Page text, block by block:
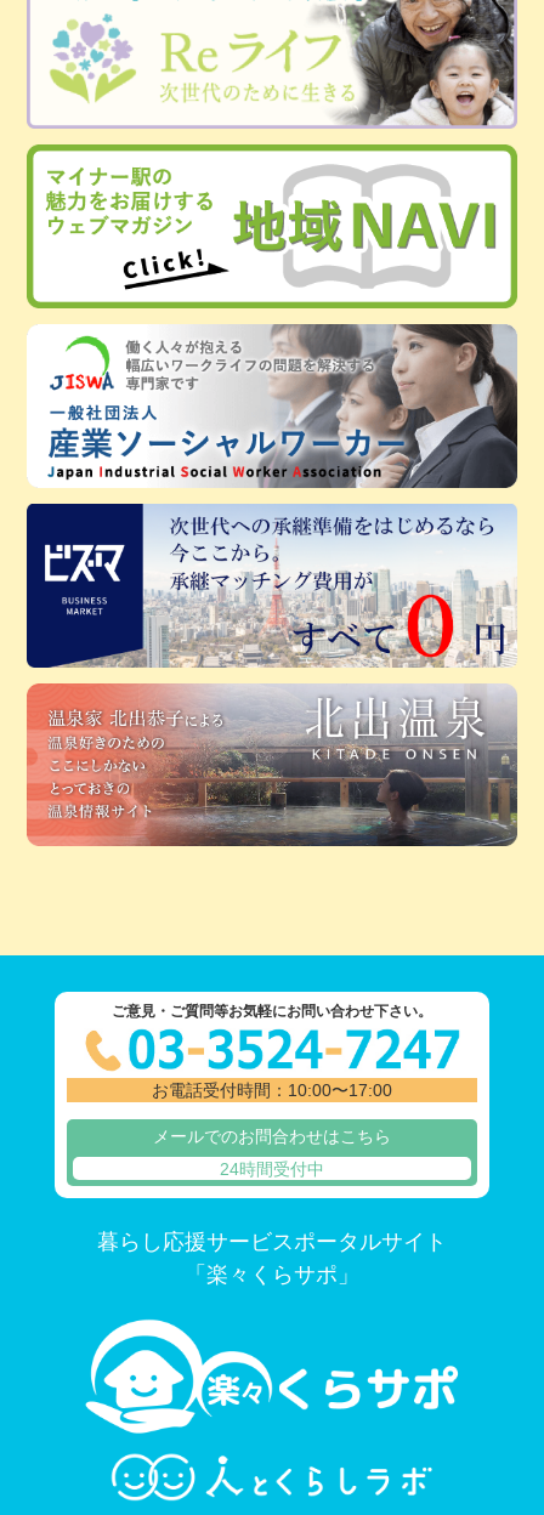
ご意見・ご質問等お気軽にお問い合わせ下さい。
お電話受付時間：10:00〜17:00
メールでのお問合わせはこちら
24時間受付中
暮らし応援サービスポータルサイト
「楽々くらサポ」